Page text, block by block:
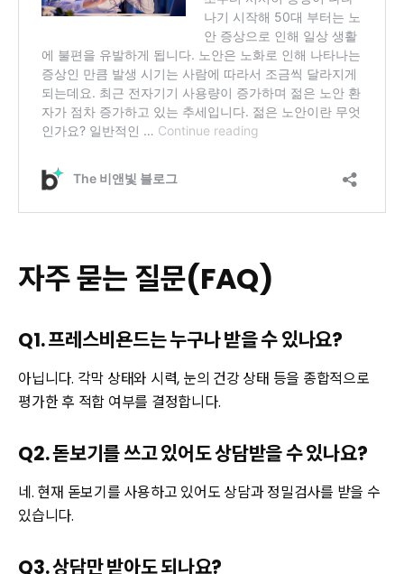
자주 묻는 질문(FAQ)
Q1. 프레스비욘드는 누구나 받을 수 있나요?
아닙니다. 각막 상태와 시력, 눈의 건강 상태 등을 종합적으로
평가한 후 적합 여부를 결정합니다.
Q2. 돋보기를 쓰고 있어도 상담받을 수 있나요?
네. 현재 돋보기를 사용하고 있어도 상담과 정밀검사를 받을 수
있습니다.
Q3. 상담만 받아도 되나요?